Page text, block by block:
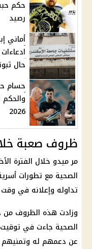
رصيد
أماني
حال
حسام
2026
ظروف صعبة
مر ميدو خلال الفترة
الصحية مع تطورات
تداوله وإعلانه في
وزادت هذه الظروف من
الصحية جاءت في
عن دعمهم له وتمنيهم